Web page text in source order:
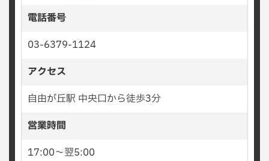
電話番号
03-6379-1124
アクセス
自由が丘駅 中央口から徒歩3分
営業時間
17:00〜翌5:00